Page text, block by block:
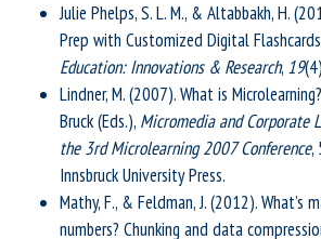
Julie Phelps, S. L. M., & Altabbakh, H.
Prep with Customized Digital
Education: Innovations & Research, 19
Lindner, M. (2007). What is
Bruck (Eds.), Micromedia and Corporate
the 3rd Microlearning 2007 Conference,
Innsbruck University Press.
Mathy, F., & Feldman, J. (2012). What’s
numbers? Chunking and data